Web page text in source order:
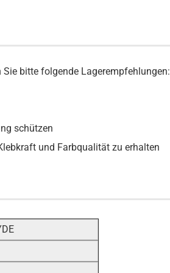
bitte folgende Lagerempfehlungen:
schützen
und Farbqualität zu erhalten